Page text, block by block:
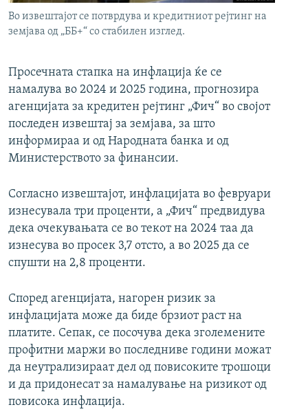
Во извештајот се потврдува и кредитниот рејтинг на
земјава од „ББ+“ со стабилен изглед.
Просечната стапка на инфлација ќе се
намалува во 2024 и 2025 година, прогнозира
агенцијата за кредитен рејтинг „Фич“ во својот
последен извештај за земјава, за што
информираа и од Народната банка и од
Министерството за финансии.
Согласно извештајот, инфлацијата во февруари
изнесувала три проценти, а „Фич“ предвидува
дека очекувањата се во текот на 2024 таа да
изнесува во просек 3,7 отсто, а во 2025 да се
спушти на 2,8 проценти.
Според агенцијата, нагорен ризик за
инфлацијата може да биде брзиот раст на
платите. Сепак, се посочува дека зголемените
профитни маржи во последниве години можат
да неутрализираат дел од повисоките трошоци
и да придонесат за намалување на ризикот од
повисока инфлација.